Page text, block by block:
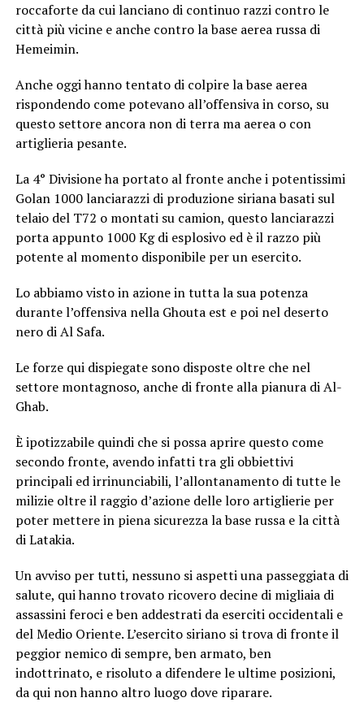
roccaforte da cui lanciano di continuo razzi contro le
città più vicine e anche contro la base aerea russa di
Hemeimin.
Anche oggi hanno tentato di colpire la base aerea
rispondendo come potevano all’offensiva in corso, su
questo settore ancora non di terra ma aerea o con
artiglieria pesante.
La 4° Divisione ha portato al fronte anche i potentissimi
Golan 1000 lanciarazzi di produzione siriana basati sul
telaio del T72 o montati su camion, questo lanciarazzi
porta appunto 1000 Kg di esplosivo ed è il razzo più
potente al momento disponibile per un esercito.
Lo abbiamo visto in azione in tutta la sua potenza
durante l’offensiva nella Ghouta est e poi nel deserto
nero di Al Safa.
Le forze qui dispiegate sono disposte oltre che nel
settore montagnoso, anche di fronte alla pianura di Al-
Ghab.
È ipotizzabile quindi che si possa aprire questo come
secondo fronte, avendo infatti tra gli obbiettivi
principali ed irrinunciabili, l’allontanamento di tutte le
milizie oltre il raggio d’azione delle loro artiglierie per
poter mettere in piena sicurezza la base russa e la città
di Latakia.
Un avviso per tutti, nessuno si aspetti una passeggiata di
salute, qui hanno trovato ricovero decine di migliaia di
assassini feroci e ben addestrati da eserciti occidentali e
del Medio Oriente. L’esercito siriano si trova di fronte il
peggior nemico di sempre, ben armato, ben
indottrinato, e risoluto a difendere le ultime posizioni,
da qui non hanno altro luogo dove riparare.